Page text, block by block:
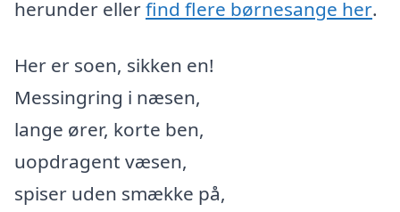
herunder ellerfind flere børnesange her.
Her er soen, sikken en!
Messingring i næsen,
lange ører, korte ben,
uopdragent væsen,
spiser uden smække på,